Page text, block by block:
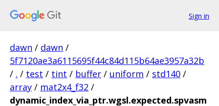
Sign in
dawn / dawn /
5f7120ae3a6115695f44c84d115b64ae3957a32b
/ . / test / tint / buffer / uniform / std140 /
array / mat2x4_f32 /
dynamic_index_via_ptr.wgsl.expected.spvasm